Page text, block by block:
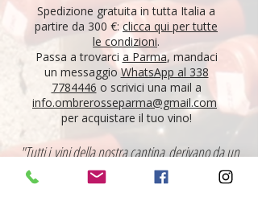
Spedizione gratuita in tutta Italia a
partire da 300 €:clicca qui per tutte
le condizioni.
Passa a trovarci a Parma, mandaci
un messaggioWhatsApp al 338
7784446 o scrivici una mail a
info.ombrerosseparma@gmail.com
per acquistare il tuo vino!
"Tutti i vini della nostra cantina derivano da un
lungo percorso di ricerca, iniziato nel 1995 con
l'apertura di Ombre Rosse, che prosegue tutt'oggi.